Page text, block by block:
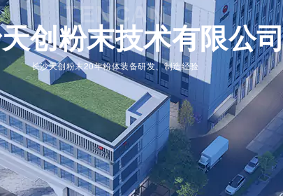
创粉末技术有限公
TENCAN
长沙天创粉末20年粉体装备研发、制造经验